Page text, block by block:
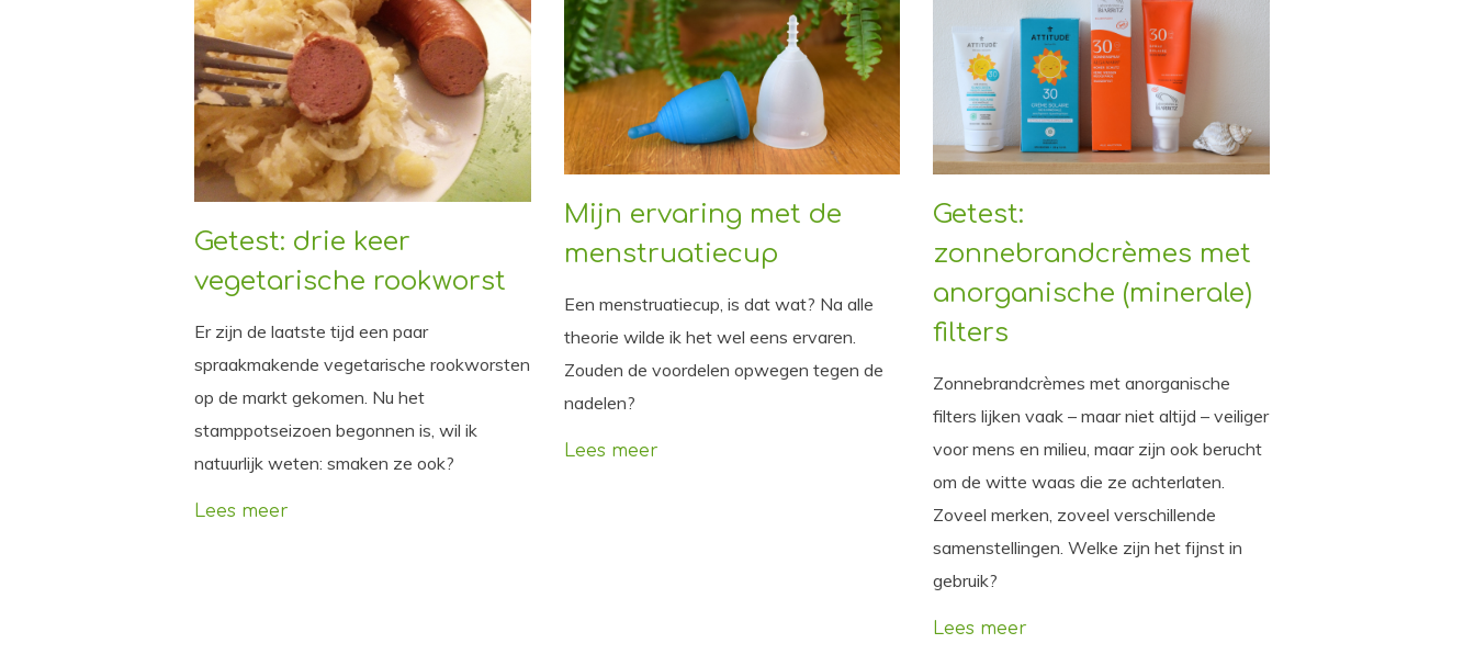
Getest: drie keer
vegetarische rookworst
Er zijn de laatste tijd een paar
spraakmakende vegetarische rookworsten
op de markt gekomen. Nu het
stamppotseizoen begonnen is, wil ik
natuurlijk weten: smaken ze ook?
Lees meer
Mijn ervaring met de
menstruatiecup
Een menstruatiecup, is dat wat? Na alle
theorie wilde ik het wel eens ervaren.
Zouden de voordelen opwegen tegen de
nadelen?
Lees meer
Getest:
zonnebrandcrèmes met
anorganische (minerale)
filters
Zonnebrandcrèmes met anorganische
filters lijken vaak – maar niet altijd – veiliger
voor mens en milieu, maar zijn ook berucht
om de witte waas die ze achterlaten.
Zoveel merken, zoveel verschillende
samenstellingen. Welke zijn het fijnst in
gebruik?
Lees meer